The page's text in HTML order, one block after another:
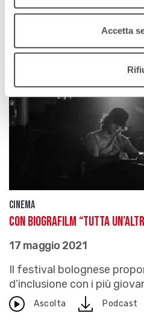
Accetta
Cinema
Con Biografilm “Tutta
17 maggio 2021
Il festival bolognese
d’inclusione con i più
Ascolta downloadPodcast